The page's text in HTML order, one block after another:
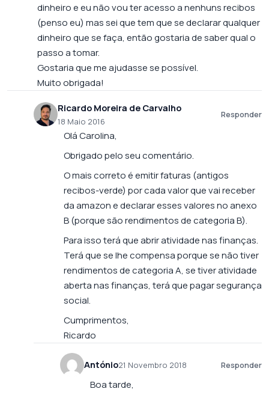
dinheiro e eu não vou ter acesso a nenhuns recibos
(penso eu) mas sei que tem que se declarar qualquer
dinheiro que se faça, então gostaria de saber qual o
passo a tomar.
Gostaria que me ajudasse se possível.
Muito obrigada!
Ricardo Moreira de Carvalho
18 Maio 2016
Responder
Olá Carolina,
Obrigado pelo seu comentário.
O mais correto é emitir faturas (antigos
recibos-verde) por cada valor que vai receber
da amazon e declarar esses valores no anexo
B (porque são rendimentos de categoria B).
Para isso terá que abrir atividade nas finanças.
Terá que se lhe compensa porque se não tiver
rendimentos de categoria A, se tiver atividade
aberta nas finanças, terá que pagar segurança
social.
Cumprimentos,
Ricardo
António21 Novembro 2018 Responder
Boa tarde,